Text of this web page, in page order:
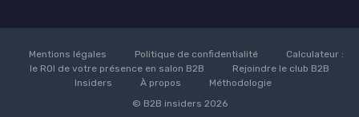
Mentions légales Politique de confidentialité
Calculateur :
le ROI de votre présence en salon B2B
Rejoindre le club B2B
Insiders
À propos
Méthodologie
© B2B insiders 2026